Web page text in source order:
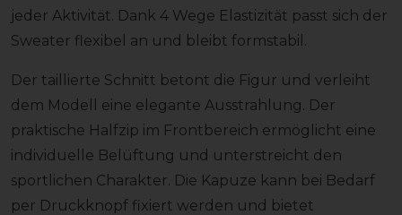
jeder Aktivität. Dank 4 Wege Elastizität passt sich der
Sweater flexibel an und bleibt formstabil.
Der taillierte Schnitt betont die Figur und verleiht
dem Modell eine elegante Ausstrahlung. Der
praktische Halfzip im Frontbereich ermöglicht eine
individuelle Belüftung und unterstreicht den
sportlichen Charakter. Die Kapuze kann bei Bedarf
per Druckknopf fixiert werden und bietet